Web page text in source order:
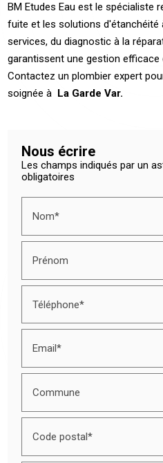
BM Etudes Eau est le spécialiste
fuite et les solutions d'étanchéité
services, du diagnostic à la
garantissent une gestion efficace
Contactez un plombier expert
soignée à La Garde Var.
Nous écrire
Les champs indiqués par un
obligatoires
Nom*
Prénom
Téléphone*
Email*
Commune
Code postal*